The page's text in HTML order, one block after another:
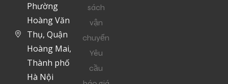
Phường
Hoàng Văn
Thụ, Quận
Hoàng Mai,
Thành phố
Hà Nội
sách
vận
chuyển
Yêu
cầu